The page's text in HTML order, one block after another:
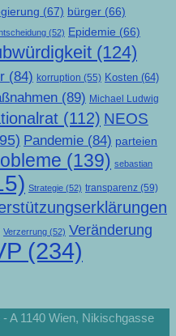
(67) bürger (66)
(52) Epidemie (66)
(124)
(84) korruption (55) Kosten (64)
(89) Michael Ludwig
(112) NEOS
Pandemie (84) parteien
(139) sebastian
Strategie (52) transparenz (59)
Verzerrung (52) Veränderung
(234)
A 1140 Wien, Nikischgasse